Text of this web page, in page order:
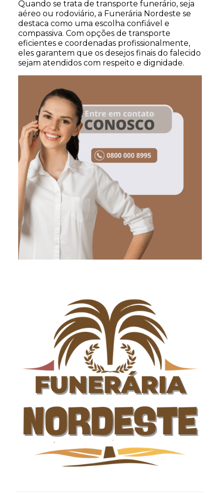
Quando se trata de transporte funerário, seja
aéreo ou rodoviário, a Funerária Nordeste se
destaca como uma escolha confiável e
compassiva. Com opções de transporte
eficientes e coordenadas profissionalmente,
eles garantem que os desejos finais do falecido
sejam atendidos com respeito e dignidade.